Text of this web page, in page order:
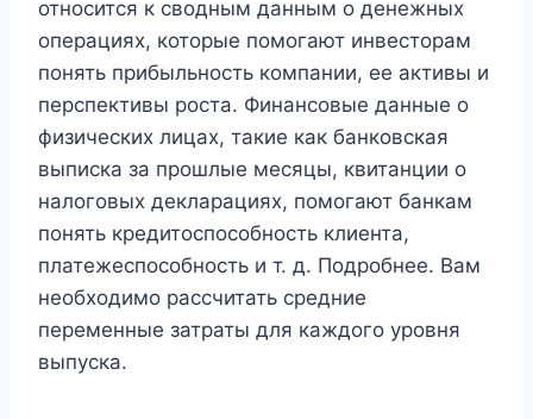
относится к сводным данным о денежных
операциях, которые помогают инвесторам
понять прибыльность компании, ее активы и
перспективы роста. Финансовые данные о
физических лицах, такие как банковская
выписка за прошлые месяцы, квитанции о
налоговых декларациях, помогают банкам
понять кредитоспособность клиента,
платежеспособность и т. д. Подробнее. Вам
необходимо рассчитать средние
переменные затраты для каждого уровня
выпуска.